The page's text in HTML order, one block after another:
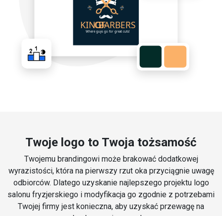
Twoje logo to Twoja tożsamość
Twojemu brandingowi może brakować dodatkowej
wyrazistości, która na pierwszy rzut oka przyciągnie uwagę
odbiorców. Dlatego uzyskanie najlepszego projektu logo
salonu fryzjerskiego i modyfikacja go zgodnie z potrzebami
Twojej firmy jest konieczna, aby uzyskać przewagę na